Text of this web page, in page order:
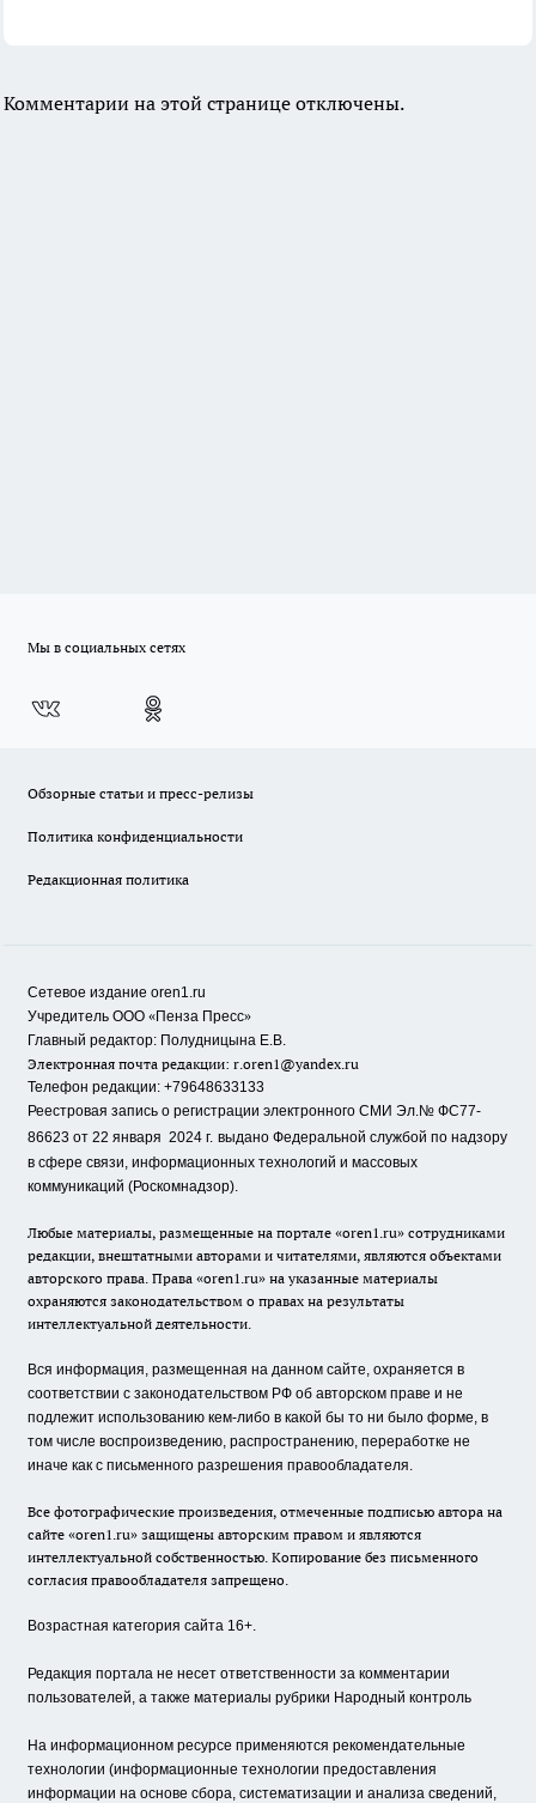
Комментарии на этой странице отключены.
Мы в социальных сетях
Обзорные статьи и пресс-релизы
Политика конфиденциальности
Редакционная политика
Сетевое издание oren1.ru
Учредитель ООО «Пенза Пресс»
Главный редактор: Полудницына Е.В.
Электронная почта редакции: r.oren1@yandex.ru
Телефон редакции: +79648633133
Реестровая запись о регистрации электронного СМИ Эл.№ ФС77-
86623 от 22 января 2024 г. выдано Федеральной службой по надзору
в сфере связи, информационных технологий и массовых
коммуникаций (Роскомнадзор).
Любые материалы, размещенные на портале «oren1.ru» сотрудниками
редакции, внештатными авторами и читателями, являются объектами
авторского права. Права «oren1.ru» на указанные материалы
охраняются законодательством о правах на результаты
интеллектуальной деятельности.
Вся информация, размещенная на данном сайте, охраняется в
соответствии с законодательством РФ об авторском праве и не
подлежит использованию кем-либо в какой бы то ни было форме, в
том числе воспроизведению, распространению, переработке не
иначе как с письменного разрешения правообладателя.
Все фотографические произведения, отмеченные подписью автора на
сайте «oren1.ru» защищены авторским правом и являются
интеллектуальной собственностью. Копирование без письменного
согласия правообладателя запрещено.
Возрастная категория сайта 16+.
Редакция портала не несет ответственности за комментарии
пользователей, а также материалы рубрики Народный контроль
На информационном ресурсе применяются рекомендательные
технологии (информационные технологии предоставления
информации на основе сбора, систематизации и анализа сведений,